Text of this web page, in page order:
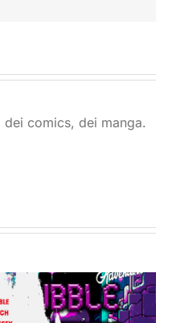
comics, dei manga.